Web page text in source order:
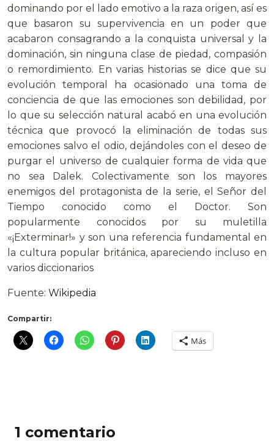
dominando por el lado emotivo a la raza origen, así es
que basaron su supervivencia en un poder que
acabaron consagrando a la conquista universal y la
dominación, sin ninguna clase de piedad, compasión
o remordimiento. En varias historias se dice que su
evolución temporal ha ocasionado una toma de
conciencia de que las emociones son debilidad, por
lo que su selección natural acabó en una evolución
técnica que provocó la eliminación de todas sus
emociones salvo el odio, dejándoles con el deseo de
purgar el universo de cualquier forma de vida que
no sea Dalek. Colectivamente son los mayores
enemigos del protagonista de la serie, el Señor del
Tiempo conocido como el Doctor. Son
popularmente conocidos por su muletilla
«¡Exterminar!» y son una referencia fundamental en
la cultura popular británica, apareciendo incluso en
varios diccionarios
Fuente: Wikipedia
Compartir:
Más
1 comentario